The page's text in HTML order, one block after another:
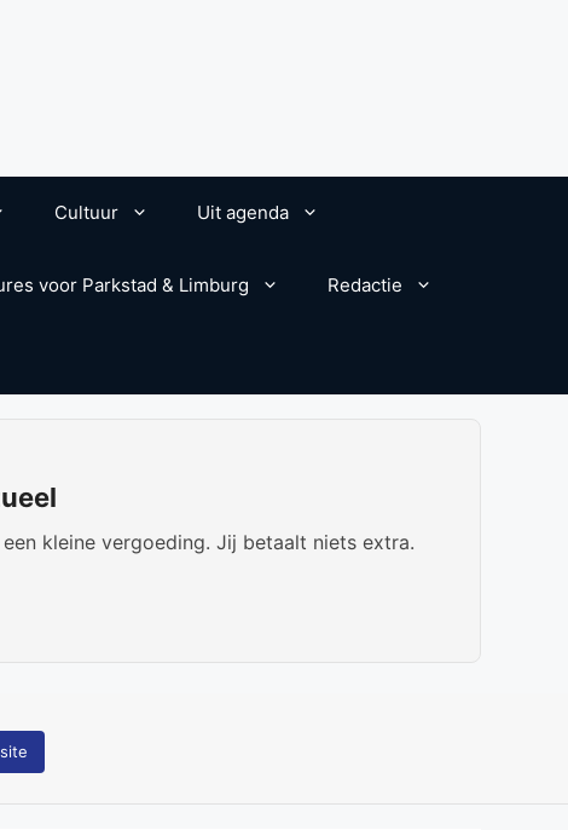
Cultuur Uit agenda
voor Parkstad & Limburg Redactie
kleine vergoeding. Jij betaalt niets extra.
momenten